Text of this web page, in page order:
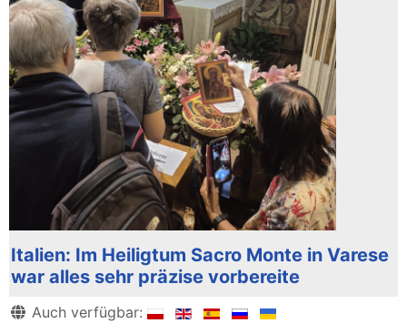
Italien: Im Heiligtum Sacro Monte in Varese
war alles sehr präzise vorbereite
Details
Auch verfügbar: